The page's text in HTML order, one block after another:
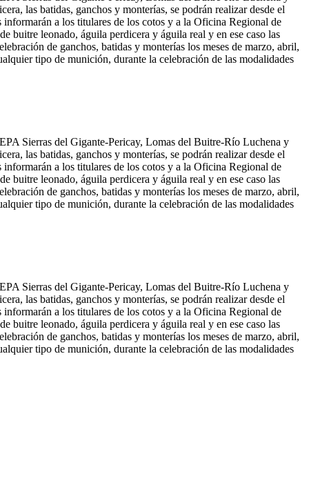
las batidas, ganchos y monterías, se podrán realizar desde el
a los titulares de los cotos y a la Oficina Regional de
buitre leonado, águila perdicera y águila real y en ese caso las
de ganchos, batidas y monterías los meses de marzo, abril,
tipo de munición, durante la celebración de las modalidades
Sierras del Gigante-Pericay, Lomas del Buitre-Río Luchena y
las batidas, ganchos y monterías, se podrán realizar desde el
a los titulares de los cotos y a la Oficina Regional de
buitre leonado, águila perdicera y águila real y en ese caso las
de ganchos, batidas y monterías los meses de marzo, abril,
tipo de munición, durante la celebración de las modalidades
Sierras del Gigante-Pericay, Lomas del Buitre-Río Luchena y
las batidas, ganchos y monterías, se podrán realizar desde el
a los titulares de los cotos y a la Oficina Regional de
buitre leonado, águila perdicera y águila real y en ese caso las
de ganchos, batidas y monterías los meses de marzo, abril,
tipo de munición, durante la celebración de las modalidades